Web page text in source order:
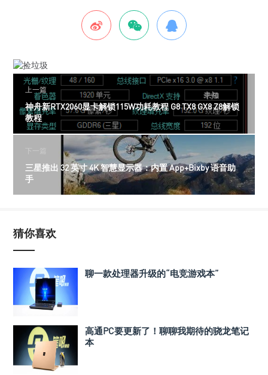
上一篇
神舟新RTX2060显卡解锁115W功耗教程 G8 TX8 GX8 Z8解锁
教程
下一篇
三星推出 32 英寸 4K 智慧显示器：内置 App+Bixby 语音助
手
猜你喜欢
聊一款处理器升级的“电竞游戏本”
高通PC要更新了！聊聊我期待的骁龙笔记
本